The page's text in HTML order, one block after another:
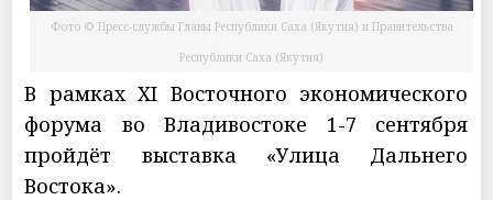
Фото © Пресс-службы Главы Республики Саха (Якутия) и Правительства
Республики Саха (Якутия)
В рамках XI Восточного экономического
форума во Владивостоке 1-7 сентября
пройдёт выставка «Улица Дальнего
Востока».